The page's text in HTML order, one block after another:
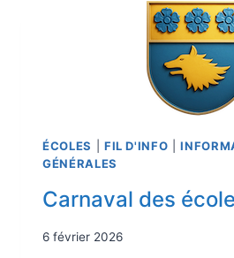
ÉCOLES FIL D'INFO |
GÉNÉRALES
Carnaval des
6 février 2026